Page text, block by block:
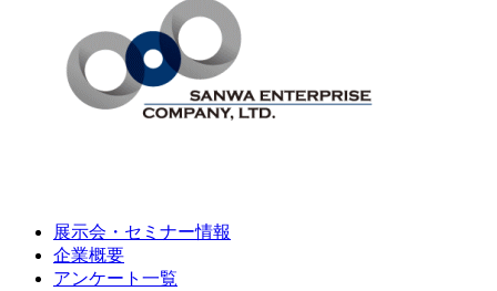
展示会・セミナー情報
企業概要
アンケート一覧